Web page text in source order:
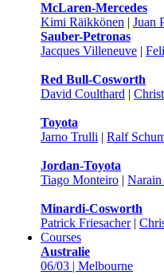
McLaren-Mercedes
Kimi Räikkönen | Juan
Sauber-Petronas
Jacques Villeneuve |
Red Bull-Cosworth
David Coulthard |
Toyota
Jarno Trulli | Ralf
Jordan-Toyota
Tiago Monteiro |
Minardi-Cosworth
Patrick Friesacher|
Courses
Australie
06/03 | Melbourne